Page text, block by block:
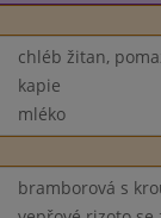
chléb žitan,
kapie
mléko
bramborová s